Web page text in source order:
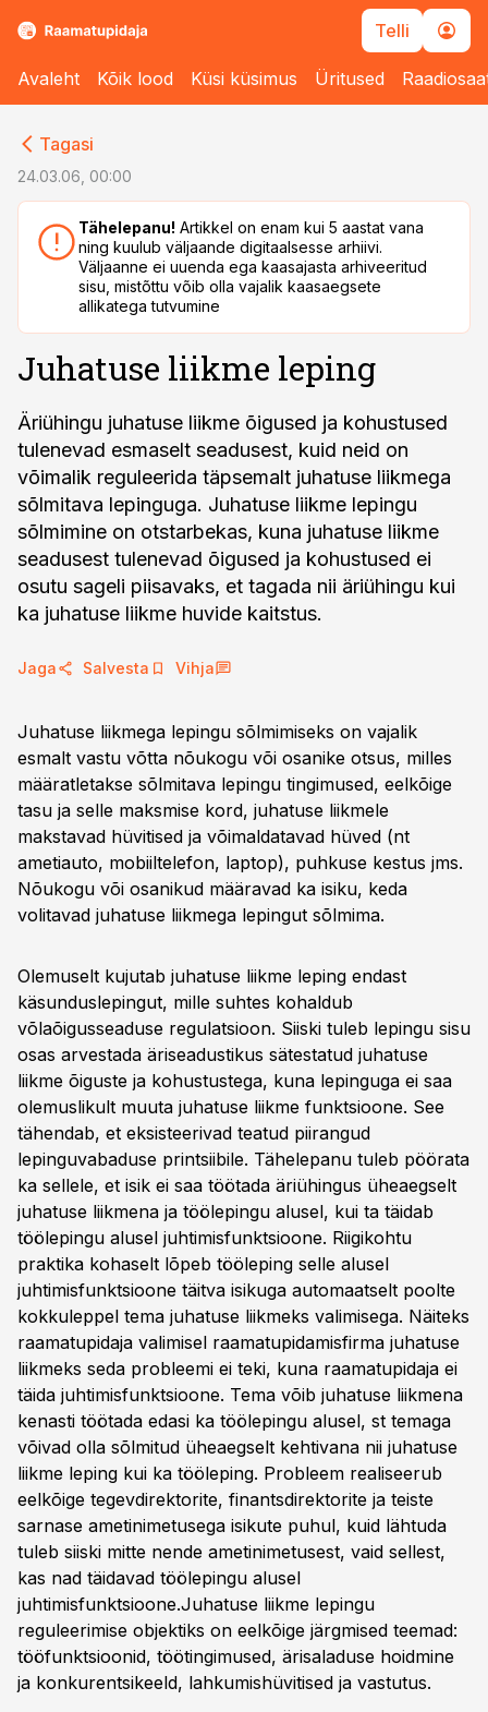
Telli
Avaleht Kõik lood Küsi küsimus Üritused
Tagasi
24.03.06, 00:00
Tähelepanu! Artikkel on enam kui 5 aastat vana
ning kuulub väljaande digitaalsesse arhiivi.
Väljaanne ei uuenda ega kaasajasta arhiveeritud
sisu, mistõttu võib olla vajalik kaasaegsete
allikatega tutvumine
Juhatuse liikme leping
Äriühingu juhatuse liikme õigused ja kohustused
tulenevad esmaselt seadusest, kuid neid on
võimalik reguleerida täpsemalt juhatuse liikmega
sõlmitava lepinguga. Juhatuse liikme lepingu
sõlmimine on otstarbekas, kuna juhatuse liikme
seadusest tulenevad õigused ja kohustused ei
osutu sageli piisavaks, et tagada nii äriühingu kui
ka juhatuse liikme huvide kaitstus.
Jaga Salvesta Vihja
Juhatuse liikmega lepingu sõlmimiseks on vajalik
esmalt vastu võtta nõukogu või osanike otsus, milles
määratletakse sõlmitava lepingu tingimused, eelkõige
tasu ja selle maksmise kord, juhatuse liikmele
makstavad hüvitised ja võimaldatavad hüved (nt
ametiauto, mobiiltelefon, laptop), puhkuse kestus jms.
Nõukogu või osanikud määravad ka isiku, keda
volitavad juhatuse liikmega lepingut sõlmima.
Olemuselt kujutab juhatuse liikme leping endast
käsunduslepingut, mille suhtes kohaldub
võlaõigusseaduse regulatsioon. Siiski tuleb lepingu sisu
osas arvestada äriseadustikus sätestatud juhatuse
liikme õiguste ja kohustustega, kuna lepinguga ei saa
olemuslikult muuta juhatuse liikme funktsioone. See
tähendab, et eksisteerivad teatud piirangud
lepinguvabaduse printsiibile. Tähelepanu tuleb pöörata
ka sellele, et isik ei saa töötada äriühingus üheaegselt
juhatuse liikmena ja töölepingu alusel, kui ta täidab
töölepingu alusel juhtimisfunktsioone. Riigikohtu
praktika kohaselt lõpeb tööleping selle alusel
juhtimisfunktsioone täitva isikuga automaatselt poolte
kokkuleppel tema juhatuse liikmeks valimisega. Näiteks
raamatupidaja valimisel raamatupidamisfirma juhatuse
liikmeks seda probleemi ei teki, kuna raamatupidaja ei
täida juhtimisfunktsioone. Tema võib juhatuse liikmena
kenasti töötada edasi ka töölepingu alusel, st temaga
võivad olla sõlmitud üheaegselt kehtivana nii juhatuse
liikme leping kui ka tööleping. Probleem realiseerub
eelkõige tegevdirektorite, finantsdirektorite ja teiste
sarnase ametinimetusega isikute puhul, kuid lähtuda
tuleb siiski mitte nende ametinimetusest, vaid sellest,
kas nad täidavad töölepingu alusel
juhtimisfunktsioone.Juhatuse liikme lepingu
reguleerimise objektiks on eelkõige järgmised teemad:
tööfunktsioonid, töötingimused, ärisaladuse hoidmine
ja konkurentsikeeld, lahkumishüvitised ja vastutus.